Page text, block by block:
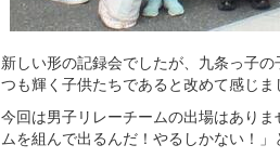
新しい形の記録会でしたが、九条っ子
つも輝く子供たちであると改めて感じま
今回は男子リレーチームの出場はあり
ムを組んで出るんだ！やるしかない！」